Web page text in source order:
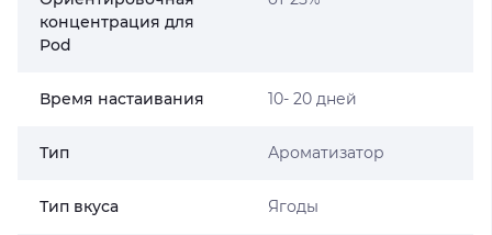
концентрация для
Pod
Время настаивания 10- 20 дней
Тип Ароматизатор
Тип вкуса Ягоды